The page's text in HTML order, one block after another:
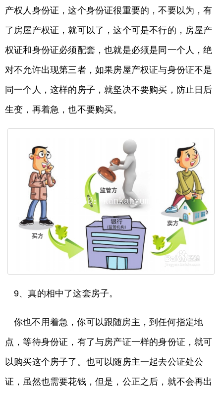
产权人身份证，这个身份证很重要的，不要以为，有
了房屋产权证，就可以了，这个可是不行的，房屋产
权证和身份证必须配套，也就是必须是同一个人，绝
对不允许出现第三者，如果房屋产权证与身份证不是
同一个人，这样的房子，就坚决不要购买，防止日后
生变，再着急，也不要购买。
9、真的相中了这套房子。
你也不用着急，你可以跟随房主，到任何指定地
点，等待身份证，有了与房产证一样的身份证，就可
以购买这个房子了。也可以随房主一起去公证处公
证，虽然也需要花钱，但是，公正之后，就不会再出